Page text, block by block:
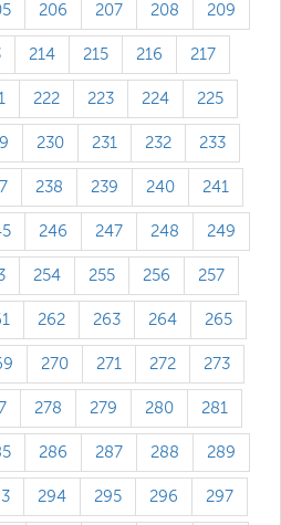
206 207 208 209
214 215 216 217
222 223 224 225
230 231 232 233
238 239 240 241
246 247 248 249
254 255 256 257
262 263 264 265
270 271 272 273
278 279 280 281
286 287 288 289
294 295 296 297